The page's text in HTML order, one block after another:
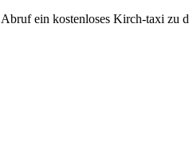
ein kostenloses Kirch-taxi